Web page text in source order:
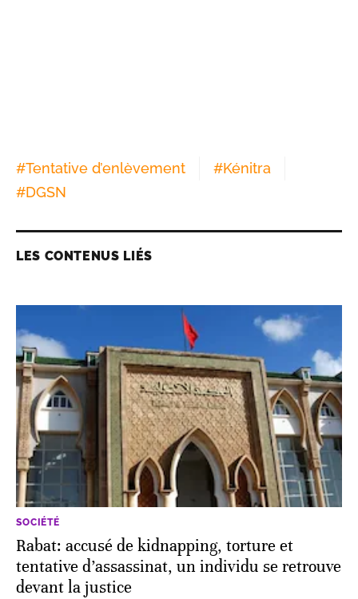
#Tentative d’enlèvement #Kénitra
#DGSN
LES CONTENUS LIÉS
SOCIÉTÉ
Rabat: accusé de kidnapping, torture et
tentative d’assassinat, un individu se retrouve
devant la justice